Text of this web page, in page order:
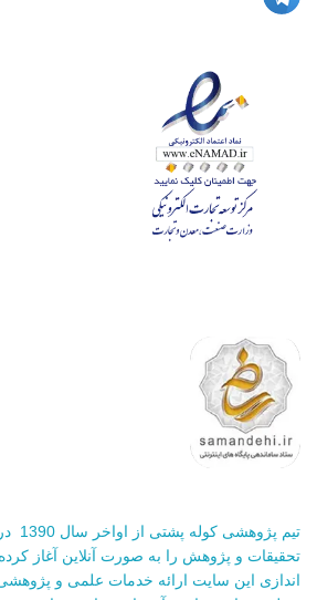
تیم
تحقیقات و پژوهش را به صورت آنلاین آغاز
اندازی این سایت ارائه خدمات علمی و